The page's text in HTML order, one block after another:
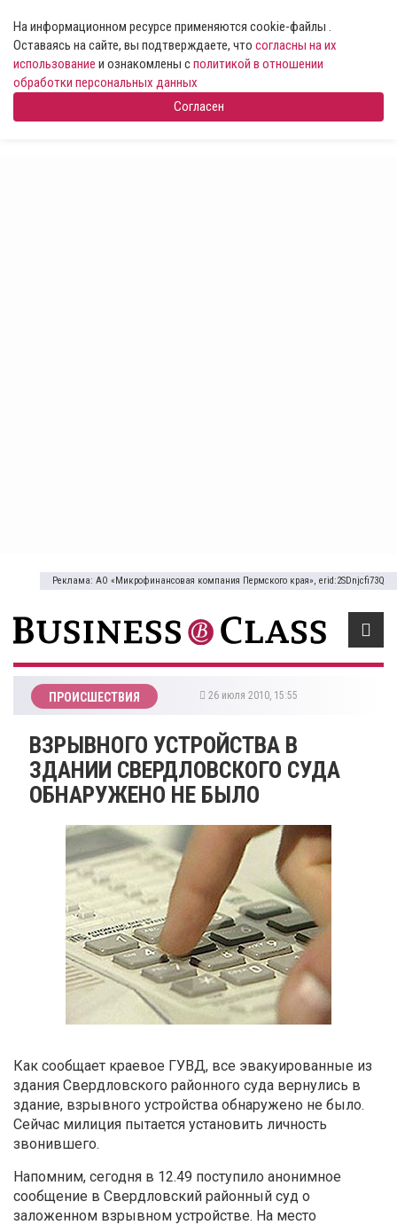
На информационном ресурсе применяются cookie-файлы .
Оставаясь на сайте, вы подтверждаете, что согласны на их
использование и ознакомлены сполитикой в отношении
обработки персональных данных
Согласен
Реклама: АО «Микрофинансовая компания Пермского края», erid:2SDnjcfi73Q
ПРОИСШЕСТВИЯ 26 июля 2010, 15:55
ВЗРЫВНОГО УСТРОЙСТВА В
ЗДАНИИ СВЕРДЛОВСКОГО СУДА
ОБНАРУЖЕНО НЕ БЫЛО
Как сообщает краевое ГУВД, все эвакуированные из
здания Свердловского районного суда вернулись в
здание, взрывного устройства обнаружено не было.
Сейчас милиция пытается установить личность
звонившего.
Напомним, сегодня в 12.49 поступило анонимное
сообщение в Свердловский районный суд о
заложенном взрывном устройстве. На место